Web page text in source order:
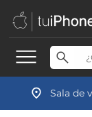
Sala de